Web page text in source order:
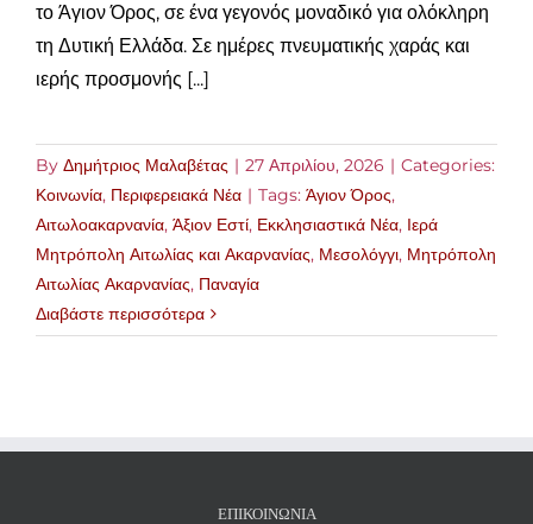
το Άγιον Όρος, σε ένα γεγονός μοναδικό για ολόκληρη
τη Δυτική Ελλάδα. Σε ημέρες πνευματικής χαράς και
ιερής προσμονής [...]
By Δημήτριος Μαλαβέτας | 27 Απριλίου, 2026 | Categories:
Κοινωνία, Περιφερειακά Νέα | Tags: Άγιον Όρος,
Αιτωλοακαρνανία, Άξιον Εστί, Εκκλησιαστικά Νέα, Ιερά
Μητρόπολη Αιτωλίας και Ακαρνανίας, Μεσολόγγι, Μητρόπολη
Αιτωλίας Ακαρνανίας, Παναγία
Διαβάστε περισσότερα
ΕΠΙΚΟΙΝΩΝΊΑ